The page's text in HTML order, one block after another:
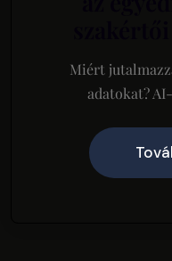
Miért
adatokat?